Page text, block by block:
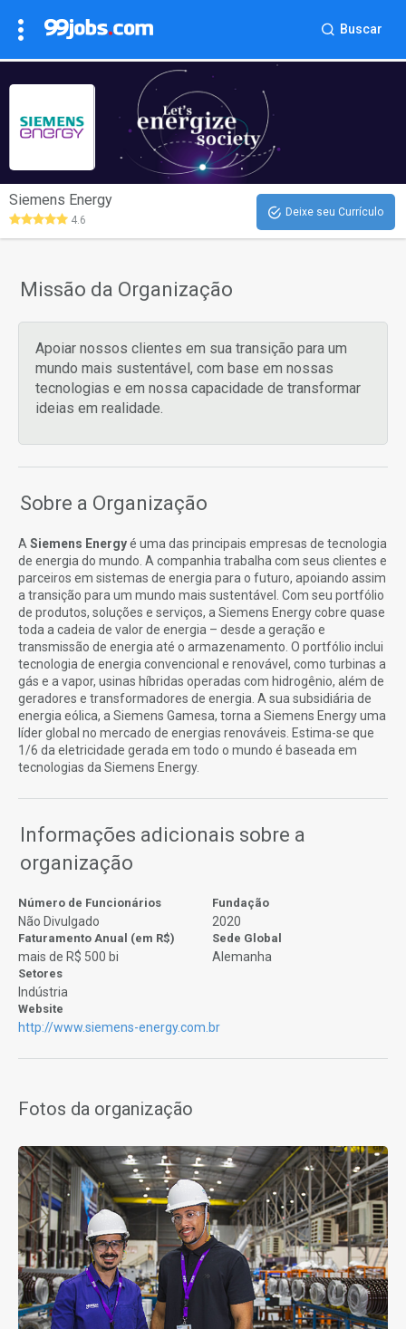
Buscar
Siemens Energy
4.6
Deixe seu Currículo
Missão da Organização
Apoiar nossos clientes em sua transição para um
mundo mais sustentável, com base em nossas
tecnologias e em nossa capacidade de transformar
ideias em realidade.
Sobre a Organização
A Siemens Energyé uma das principais empresas de tecnologia
de energia do mundo. A companhia trabalha com seus clientes e
parceiros em sistemas de energia para o futuro, apoiando assim
a transição para um mundo mais sustentável. Com seu portfólio
de produtos, soluções e serviços, a Siemens Energy cobre quase
toda a cadeia de valor de energia – desde a geração e
transmissão de energia até o armazenamento. O portfólio inclui
tecnologia de energia convencional e renovável, como turbinas a
gás e a vapor, usinas híbridas operadas com hidrogênio, além de
geradores e transformadores de energia. A sua subsidiária de
energia eólica, a Siemens Gamesa, torna a Siemens Energy uma
líder global no mercado de energias renováveis. Estima-se que
1/6 da eletricidade gerada em todo o mundo é baseada em
tecnologias da Siemens Energy.
Informações adicionais sobre a
organização
Número de Funcionários
Não Divulgado
Fundação
2020
Faturamento Anual (em R$)
mais de R$ 500 bi
Sede Global
Alemanha
Setores
Indústria
Website
http://www.siemens-energy.com.br
Fotos da organização